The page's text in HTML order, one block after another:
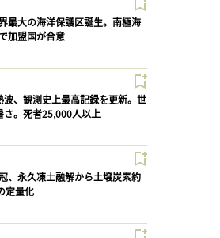
最大の海洋保護区誕生。南極海
加盟国が合意
波、観測史上最高記録を更新。世
。死者25,000人以上
、永久凍土融解から土壌炭素約
定量化